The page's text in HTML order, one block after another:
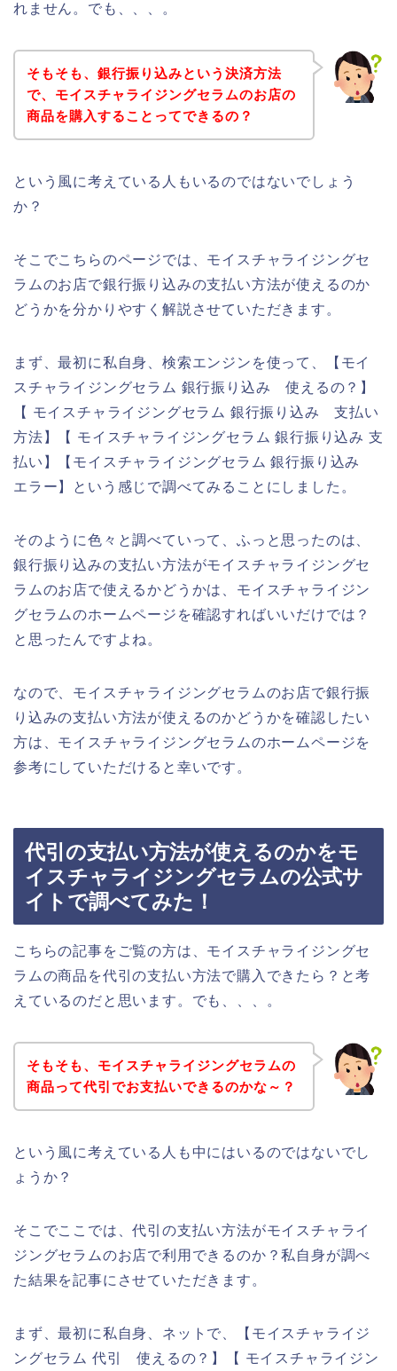
れません。でも、、、。
そもそも、銀行振り込みという決済方法
で、モイスチャライジングセラムのお店の
商品を購入することってできるの？
という風に考えている人もいるのではないでしょう
か？
そこでこちらのページでは、モイスチャライジングセ
ラムのお店で銀行振り込みの支払い方法が使えるのか
どうかを分かりやすく解説させていただきます。
まず、最初に私自身、検索エンジンを使って、【モイ
スチャライジングセラム 銀行振り込み 使えるの？】
【 モイスチャライジングセラム 銀行振り込み 支払い
方法】【 モイスチャライジングセラム 銀行振り込み 支
払い】【モイスチャライジングセラム 銀行振り込み
エラー】という感じで調べてみることにしました。
そのように色々と調べていって、ふっと思ったのは、
銀行振り込みの支払い方法がモイスチャライジングセ
ラムのお店で使えるかどうかは、モイスチャライジン
グセラムのホームページを確認すればいいだけでは？
と思ったんですよね。
なので、モイスチャライジングセラムのお店で銀行振
り込みの支払い方法が使えるのかどうかを確認したい
方は、モイスチャライジングセラムのホームページを
参考にしていただけると幸いです。
代引の支払い方法が使えるのかをモ
イスチャライジングセラムの公式サ
イトで調べてみた！
こちらの記事をご覧の方は、モイスチャライジングセ
ラムの商品を代引の支払い方法で購入できたら？と考
えているのだと思います。でも、、、。
そもそも、モイスチャライジングセラムの
商品って代引でお支払いできるのかな～？
という風に考えている人も中にはいるのではないでし
ょうか？
そこでここでは、代引の支払い方法がモイスチャライ
ジングセラムのお店で利用できるのか？私自身が調べ
た結果を記事にさせていただきます。
まず、最初に私自身、ネットで、【モイスチャライジ
ングセラム 代引 使えるの？】【 モイスチャライジン